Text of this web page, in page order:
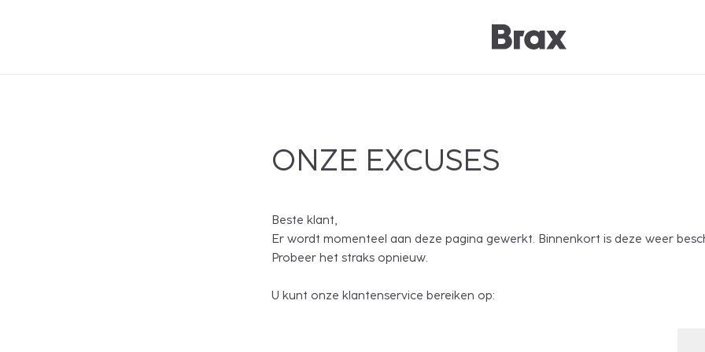
ONZE EXCUSES
Beste klant,
Er wordt momenteel aan deze pagina gewerkt. Binnenkort is deze weer
Probeer het straks opnieuw.
U kunt onze klantenservice bereiken op: